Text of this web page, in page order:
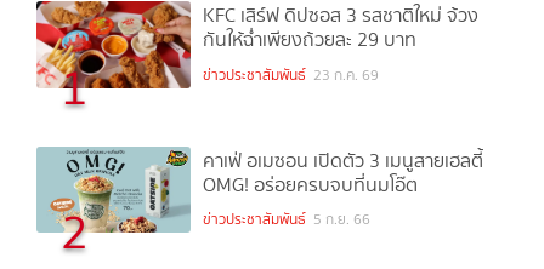
1
KFC เสิร์ฟ ดิปซอส 3 รสชาติใหม่ จ้วง
กันให้ฉ่ำเพียงถ้วยละ 29 บาท
ข่าวประชาสัมพันธ์ 23 ก.ค. 69
2
คาเฟ่ อเมซอน เปิดตัว 3 เมนูสายเฮลตี้
OMG! อร่อยครบจบที่นมโอ๊ต
ข่าวประชาสัมพันธ์ 5 ก.ย. 66